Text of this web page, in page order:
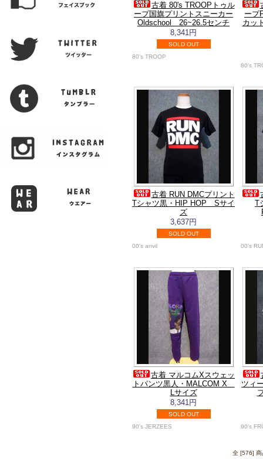
古着 80's TROOPトゥル
ープ国旗プリントスニーカー
Oldschool 26~26.5センチ
8,341円
SOLD OUT
80's TROOP
ープ
カッ
80's
古着 RUN DMCプリント
Tシャツ黒・HIP HOP Sサイ
ズ
3,637円
SOLD OUT
00's anvil
T
00's
古着 マルコムXスウェッ
トパンツ黒人・MALCOM X
Lサイズ
8,341円
SOLD OUT
90's JERZEES
ツィ
90's
全 [576] 商